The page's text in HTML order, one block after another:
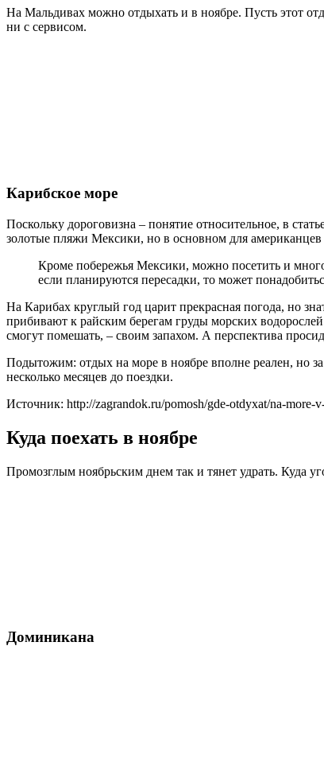
На Мальдивах можно отдыхать и в ноябре. Пусть этот
ни с сервисом.
Карибское море
Поскольку дороговизна – понятие относительное, в
золотые пляжи Мексики, но в основном для
Кроме побережья Мексики, можно посетить и
если планируются пересадки, то может
На Карибах круглый год царит прекрасная погода, но
прибивают к райским берегам груды морских
смогут помешать, – своим запахом. А перспектива
Подытожим: отдых на море в ноябре вполне реален, но
несколько месяцев до поездки.
Источник: http://zagrandok.ru/pomosh/gde-otdyxat/na-more-
Куда поехать в ноябре
Промозглым ноябрьским днем так и тянет удрать. Куда
Доминикана